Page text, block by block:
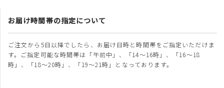
お届け時間帯の指定について
ご注文から5日以降でしたら、お届け日時と時間帯をご指定いただけま
す。ご指定可能な時間帯は「午前中」、「14～16時」、「16～18
時」、「18～20時」、「19～21時」となっております。